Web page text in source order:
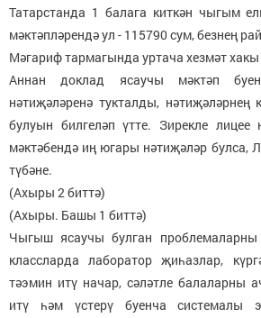
Татарстанда 1 балага киткән чыгым
мәктәпләрендә ул - 115790 сум, безнең
Мәгариф тармагында уртача хезмәт
Аннан доклад ясаучы мәктәп
нәтиҗәләренә тукталды, нәтиҗәләрнең
булуын билгеләп үтте. Зирекле
мәктәбендә иң югары нәтиҗәләр булса,
түбәне.
(Ахыры 2 биттә)
(Ахыры. Башы 1 биттә)
Чыгыш ясаучы булган проблемаларны
классларда лаборатор җиһазлар,
тәэмин итү начар, сәләтле балаларны
итү һәм үстерү буенча